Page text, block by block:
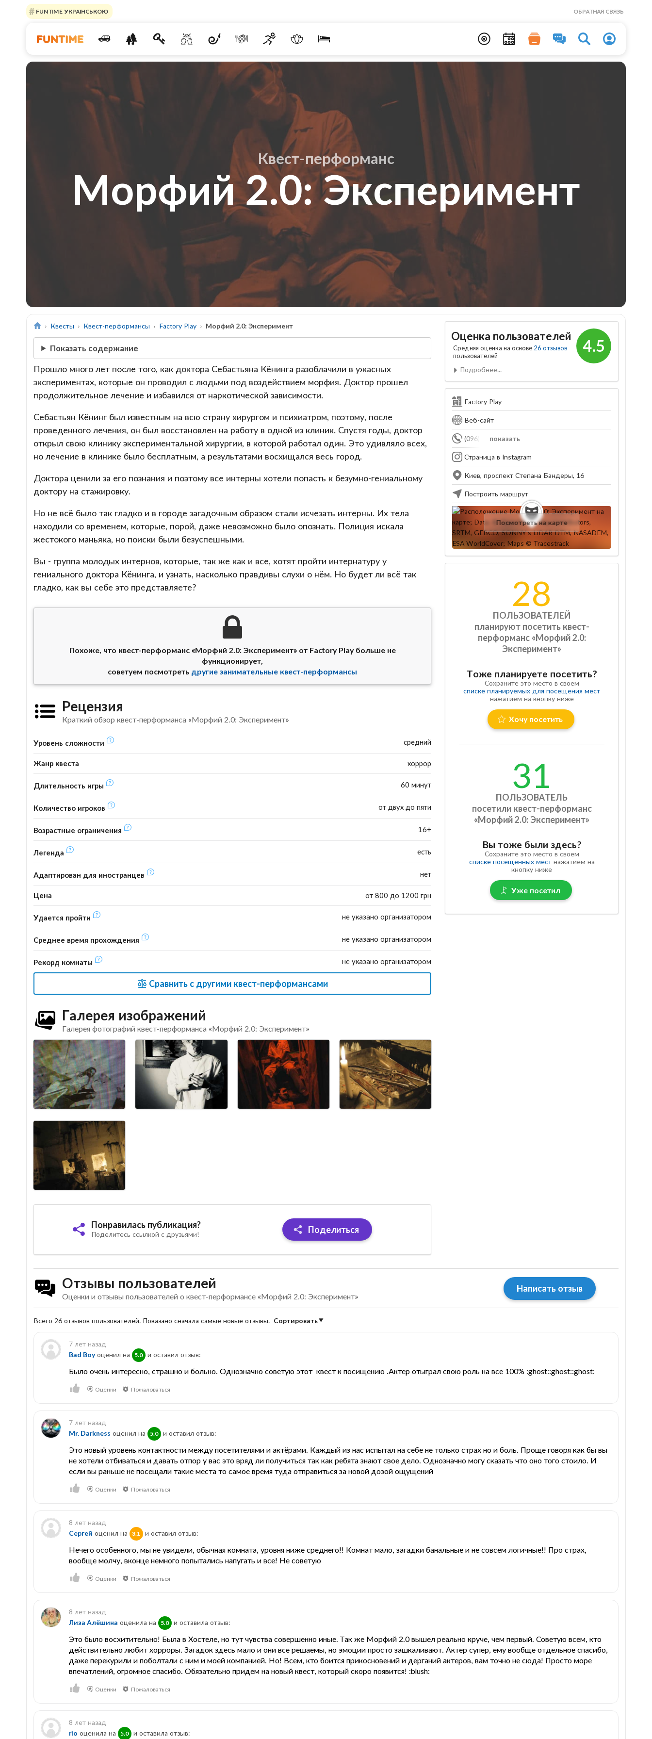
FUNTIME УКРАЇНСЬКОЮ ОБРАТНАЯ СВЯЗЬ
Квест-перформанс
Морфий 2.0: Эксперимент
Квесты Квест-перформансы Factory Play Морфий 2.0: Эксперимент
Показать содержание
Прошло много лет после того, как доктора Себастьяна Кёнинга разоблачили в ужасных
экспериментах, которые он проводил с людьми под воздействием морфия. Доктор прошел
продолжительное лечение и избавился от наркотической зависимости.
Себастьян Кёнинг был известным на всю страну хирургом и психиатром, поэтому, после
проведенного лечения, он был восстановлен на работу в одной из клиник. Спустя годы, доктор
открыл свою клинику экспериментальной хирургии, в которой работал один. Это удивляло всех,
но лечение в клинике было бесплатным, а результатами восхищался весь город.
Доктора ценили за его познания и поэтому все интерны хотели попасть к безумно-гениальному
доктору на стажировку.
Но не всё было так гладко и в городе загадочным образом стали исчезать интерны. Их тела
находили со временем, которые, порой, даже невозможно было опознать. Полиция искала
жестокого маньяка, но поиски были безуспешными.
Вы - группа молодых интернов, которые, так же как и все, хотят пройти интернатуру у
гениального доктора Кёнинга, и узнать, насколько правдивы слухи о нём. Но будет ли всё так
гладко, как вы себе это представляете?
Похоже, что квест-перформанс «Морфий 2.0: Эксперимент» от Factory Play больше не
функционирует,
советуем посмотреть другие занимательные квест-перформансы
Рецензия
Краткий обзор квест-перформанса «Морфий 2.0: Эксперимент»
Уровень сложности средний
Жанр квеста хоррор
Длительность игры 60 минут
Количество игроков от двух до пяти
Возрастные ограничения 16+
Легенда есть
Адаптирован для иностранцев нет
Цена от 800 до 1200 грн
Удается пройти не указано организатором
Среднее время прохождения не указано организатором
Рекорд комнаты не указано организатором
Сравнить с другими квест-перформансами
Галерея изображений
Галерея фотографий квест-перформанса «Морфий 2.0: Эксперимент»
Понравилась публикация?
Поделитесь ссылкой с друзьями! Поделиться
4.5
Оценка пользователей
Средняя оценка на основе 26 отзывов
пользователей
Подробнее...
Factory Play
Веб-сайт
показать
(096) 121-20-96
Страница в Instagram
Киев, проспект Степана Бандеры, 16
Построить маршрут
Посмотреть на карте
28
ПОЛЬЗОВАТЕЛЕЙ
планируют посетить квест-
перформанс «Морфий 2.0:
Эксперимент»
Тоже планируете посетить?
Сохраните это место в своем
списке планируемых для посещения мест
нажатием на кнопку ниже
Хочу посетить
31
ПОЛЬЗОВАТЕЛЬ
посетили квест-перформанс
«Морфий 2.0: Эксперимент»
Вы тоже были здесь?
Сохраните это место в своем
списке посещенных местнажатием на
кнопку ниже
Уже посетил
Отзывы пользователей
Оценки и отзывы пользователей о квест-перформансе «Морфий 2.0: Эксперимент»
Написать отзыв
Всего 26 отзывов пользователей. Показано сначала самые новые отзывы. Сортировать
7 лет назад
Bad Boyоценил на 5.0 и оставил отзыв:
Было очень интересно, страшно и больно. Однозначно советую этот квест к посищению .Актер отыграл свою роль на все 100% :ghost::ghost::ghost:
Оценки Пожаловаться
7 лет назад
Mr. Darkness оценил на 5.0 и оставил отзыв:
Это новый уровень контактности между посетителями и актёрами. Каждый из нас испытал на себе не только страх но и боль. Проще говоря как бы вы
не хотели отбиваться и давать отпор у вас это вряд ли получиться так как ребята знают свое дело. Однозначно могу сказать что оно того стоило. И
если вы раньше не посещали такие места то самое время туда отправиться за новой дозой ощущений
Оценки Пожаловаться
8 лет назад
Сергей оценил на 3.1 и оставил отзыв:
Нечего особенного, мы не увидели, обычная комната, уровня ниже среднего!! Комнат мало, загадки банальные и не совсем логичные!! Про страх,
вообще молчу, вконце немного попытались напугать и все! Не советую
Оценки Пожаловаться
8 лет назад
Лиза Алёшина оценила на 5.0 и оставила отзыв:
Это было восхитительно! Была в Хостеле, но тут чувства совершенно иные. Так же Морфий 2.0 вышел реально круче, чем первый. Советую всем, кто
действительно любит хорроры. Загадок здесь мало и они все решаемы, но эмоции просто зашкаливают. Актер супер, ему вообще отдельное спасибо,
даже перекурили и поболтали с ним и моей компанией. Но! Всем, кто боится прикосновений и дерганий актеров, вам точно не сюда! Просто море
впечатлений, огромное спасибо. Обязательно придем на новый квест, который скоро появится! :blush:
Оценки Пожаловаться
8 лет назад
rio оценила на 5.0 и оставила отзыв: